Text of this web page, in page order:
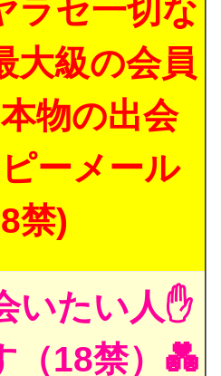
ラセ一切な
大級の会員
物の出会
ーメール
禁)
いたい人✋
（18禁）💑